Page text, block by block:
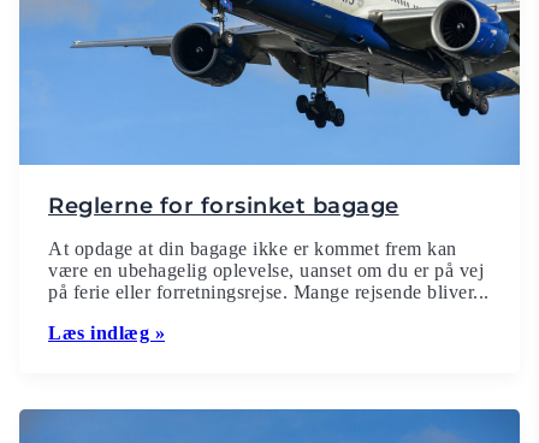
Reglerne for forsinket bagage
At opdage at din bagage ikke er kommet frem kan
være en ubehagelig oplevelse, uanset om du er på vej
på ferie eller forretningsrejse. Mange rejsende bliver...
Læs indlæg »